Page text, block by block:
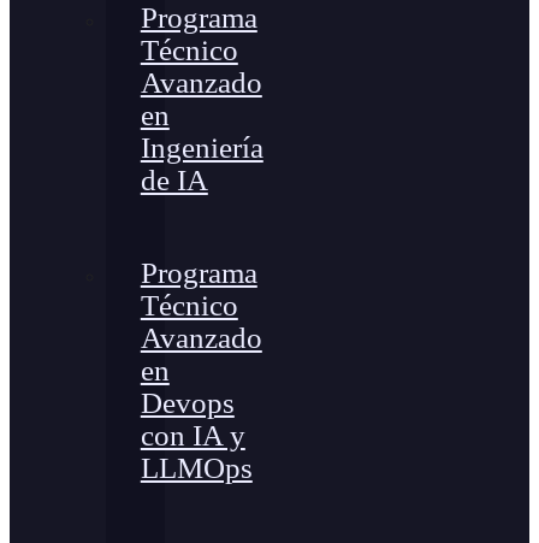
Programa
Técnico
Avanzado
en
Ingeniería
de IA
Programa
Técnico
Avanzado
en
Devops
con IA y
LLMOps